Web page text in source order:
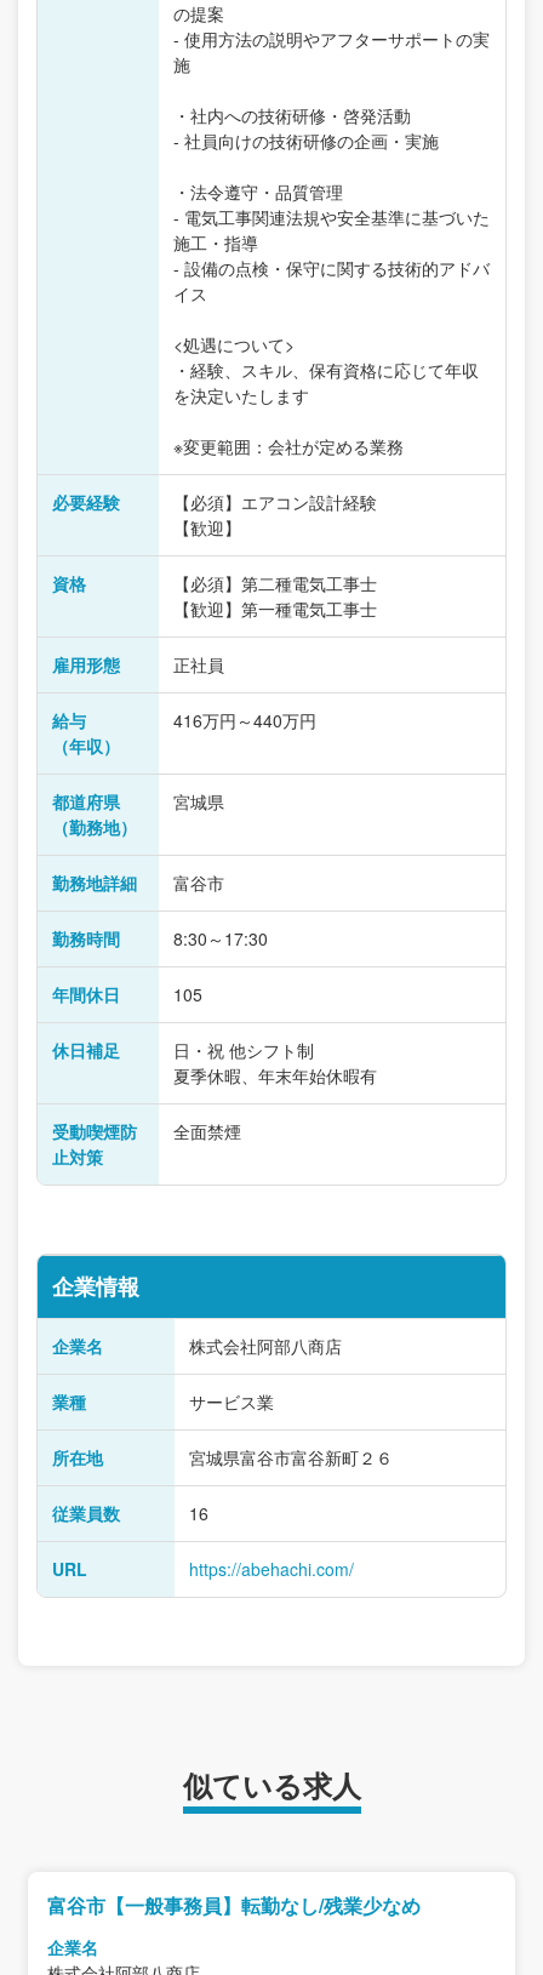
の提案
- 使用方法の説明やアフターサポートの実
施
・社内への技術研修・啓発活動
- 社員向けの技術研修の企画・実施
・法令遵守・品質管理
- 電気工事関連法規や安全基準に基づいた
施工・指導
- 設備の点検・保守に関する技術的アドバ
イス
<処遇について>
・経験、スキル、保有資格に応じて年収
を決定いたします
※変更範囲：会社が定める業務
必要経験
【必須】エアコン設計経験
【歓迎】
資格
【必須】第二種電気工事士
【歓迎】第一種電気工事士
雇用形態 正社員
給与
（年収）
416万円～440万円
都道府県
（勤務地）
宮城県
勤務地詳細 富谷市
勤務時間 8:30～17:30
年間休日 105
休日補足
日・祝 他シフト制
夏季休暇、年末年始休暇有
受動喫煙防
止対策
全面禁煙
企業情報
企業名 株式会社阿部八商店
業種 サービス業
所在地 宮城県富谷市富谷新町２６
従業員数 16
URL https://abehachi.com/
似ている求人
富谷市【一般事務員】転勤なし/残業少なめ
企業名